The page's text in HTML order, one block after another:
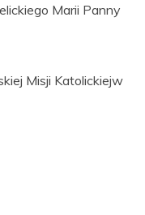
Marii Panny
Misji Katolickiejw